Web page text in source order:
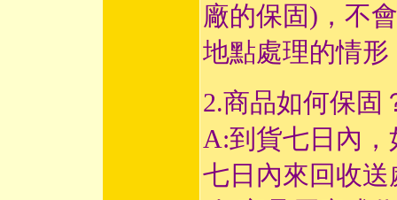
廠的保固)，不
地點處理的情形
2.商品如何保固
A:到貨七日內
七日內來回收